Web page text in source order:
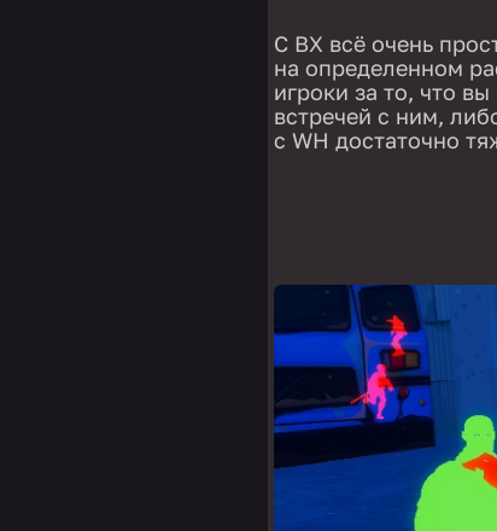
С ВХ всё очень
на определенном
игроки за то, что
встречей с ним,
с WH достаточно